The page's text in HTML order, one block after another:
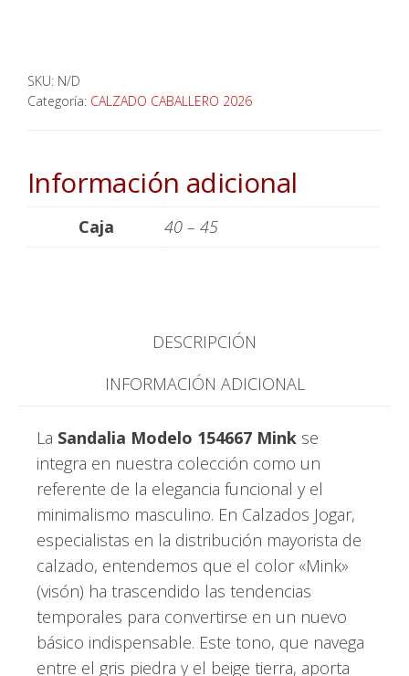
SKU: N/D
Categoría: CALZADO CABALLERO 2026
Información adicional
Caja 40 – 45
DESCRIPCIÓN
INFORMACIÓN ADICIONAL
La Sandalia Modelo 154667 Mink se
integra en nuestra colección como un
referente de la elegancia funcional y el
minimalismo masculino. En Calzados Jogar,
especialistas en la distribución mayorista de
calzado, entendemos que el color «Mink»
(visón) ha trascendido las tendencias
temporales para convertirse en un nuevo
básico indispensable. Este tono, que navega
entre el gris piedra y el beige tierra, aporta